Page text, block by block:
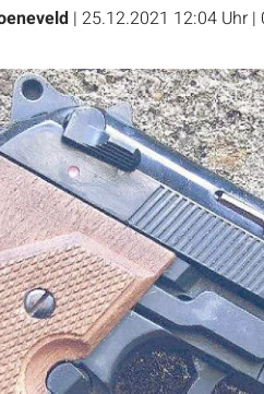
| 25.12.2021 12:04 Uhr |